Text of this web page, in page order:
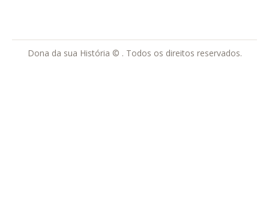
Dona da sua História © . Todos os direitos reservados.